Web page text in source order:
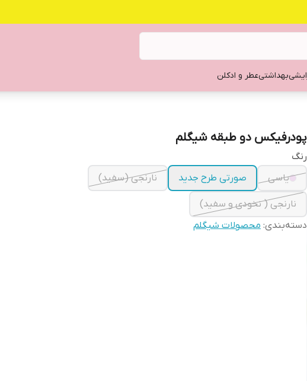
بهداشتیعطر و ادکلن
پودرفیکس دو طبقه شیگلم
رنگ
یاسی
صورتی طرح جدید نارنجی (سفید)
نارنجی ( نخودی و سفید)
دسته‌بندی: محصولات شیگلم